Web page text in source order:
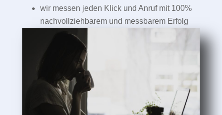
wir messen jeden Klick und Anruf mit 100%
nachvollziehbarem und messbarem Erfolg